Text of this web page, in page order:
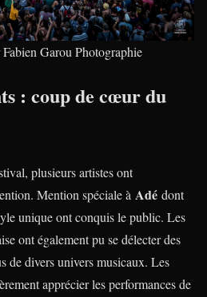
Garou Photographie
: coup de cœur du
plusieurs artistes ont
Mention spéciale à Adé dont
unique ont conquis le public. Les
ont également pu se délecter des
de divers univers musicaux. Les
apprécier les performances de